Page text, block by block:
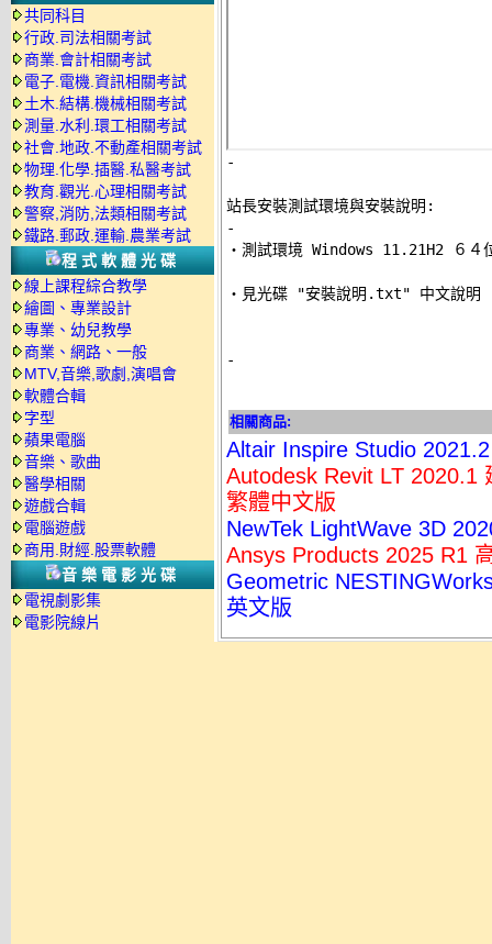
共同科目
行政.司法相關考試
商業.會計相關考試
電子.電機.資訊相關考試
土木.結構.機械相關考試
測量.水利.環工相關考試
社會.地政.不動產相關考試
物理.化學.插醫.私醫考試
教育.觀光.心理相關考試
警察,消防,法類相關考試
鐵路.郵政.運輸.農業考試
程式軟體光碟
線上課程綜合教學
繪圖、專業設計
專業、幼兒教學
商業、網路、一般
MTV,音樂,歌劇,演唱會
軟體合輯
字型
蘋果電腦
音樂、歌曲
醫學相關
遊戲合輯
電腦遊戲
商用.財經.股票軟體
音樂電影光碟
電視劇影集
電影院線片
-
站長安裝測試環境與安裝說明:
-
‧測試環境 Windows 11.21H2 ６４
‧見光碟 "安裝說明.txt" 中文說明
-
相關商品:
Altair Inspire Studio
Autodesk Revit LT 2020.1
繁體中文版
NewTek LightWave 3D
Ansys Products 2025 R1
Geometric
英文版